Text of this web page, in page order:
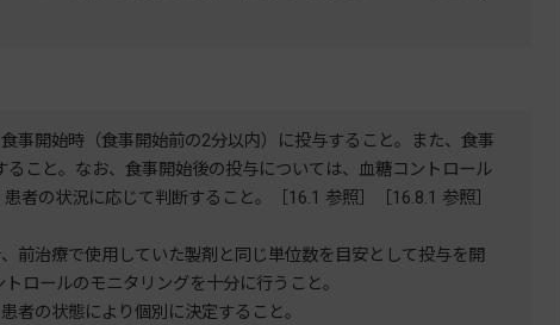
事開始時（食事開始前の2分以内）に投与すること。また、食事
こと。なお、食事開始後の投与については、血糖コントロール
者の状況に応じて判断すること。［16.1 参照］［16.8.1 参照］
前治療で使用していた製剤と同じ単位数を目安として投与を開
ロールのモニタリングを十分に行うこと。
の状態により個別に決定すること。